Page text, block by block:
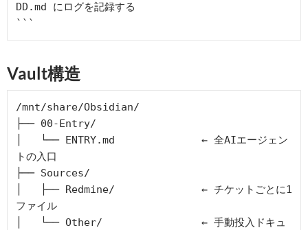
DD.md にログを記録する
Vault構造
/mnt/share/Obsidian/
├── 00-Entry/
│   └── ENTRY.md              ← 全AIエージェン
トの入口
├── Sources/
│   ├── Redmine/              ← チケットごとに1
ファイル
│   └── Other/                ← 手動投入ドキュ